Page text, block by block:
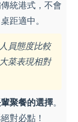
統港式，不會
距適中。
員態度比較
菜表現相對
聚餐的選擇。
對必點！